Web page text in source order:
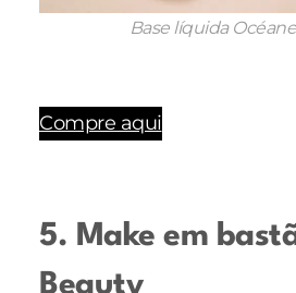
Base líquida
Compre aqui
5. Make em
Beauty